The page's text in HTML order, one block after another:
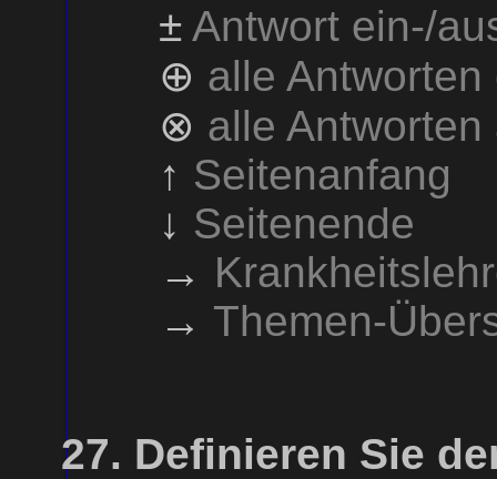
± Antwort ein-/
⊕ alle
⊗ alle
↑ Seitenanfang
↓ Seitenende
→
→ Themen-
Definieren Sie